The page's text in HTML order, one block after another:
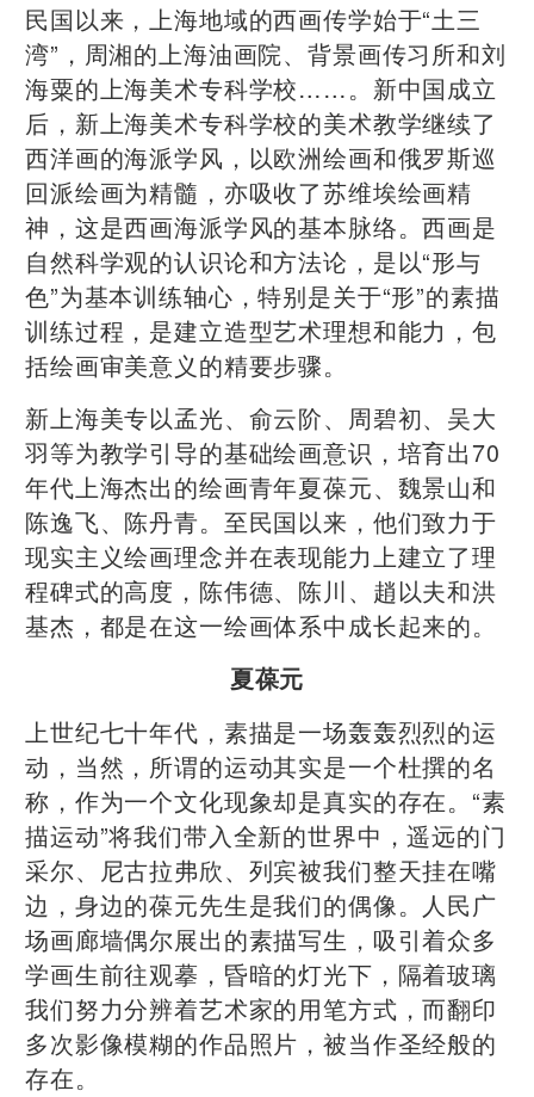
民国以来，上海地域的西画传学始于“土三
湾”，周湘的上海油画院、背景画传习所和刘
海粟的上海美术专科学校……。新中国成立
后，新上海美术专科学校的美术教学继续了
西洋画的海派学风，以欧洲绘画和俄罗斯巡
回派绘画为精髓，亦吸收了苏维埃绘画精
神，这是西画海派学风的基本脉络。西画是
自然科学观的认识论和方法论，是以“形与
色”为基本训练轴心，特别是关于“形”的素描
训练过程，是建立造型艺术理想和能力，包
括绘画审美意义的精要步骤。
新上海美专以孟光、俞云阶、周碧初、吴大
羽等为教学引导的基础绘画意识，培育出70
年代上海杰出的绘画青年夏葆元、魏景山和
陈逸飞、陈丹青。至民国以来，他们致力于
现实主义绘画理念并在表现能力上建立了理
程碑式的高度，陈伟德、陈川、趙以夫和洪
基杰，都是在这一绘画体系中成长起来的。
夏葆元
上世纪七十年代，素描是一场轰轰烈烈的运
动，当然，所谓的运动其实是一个杜撰的名
称，作为一个文化现象却是真实的存在。“素
描运动”将我们带入全新的世界中，遥远的门
采尔、尼古拉弗欣、列宾被我们整天挂在嘴
边，身边的葆元先生是我们的偶像。人民广
场画廊墙偶尔展出的素描写生，吸引着众多
学画生前往观摹，昏暗的灯光下，隔着玻璃
我们努力分辨着艺术家的用笔方式，而翻印
多次影像模糊的作品照片，被当作圣经般的
存在。